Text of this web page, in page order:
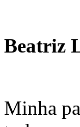
Beatriz
Minha